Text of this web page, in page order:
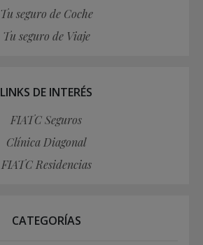
Tu seguro de Coche
Tu seguro de Viaje
LINKS DE INTERÉS
FIATC Seguros
Clínica Diagonal
FIATC Residencias
CATEGORÍAS